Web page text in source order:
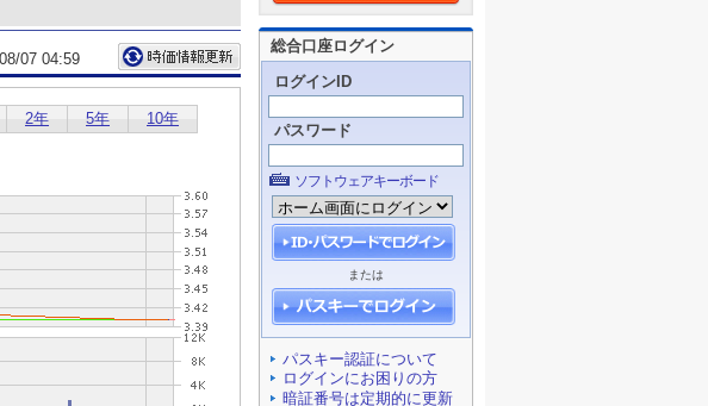
総合口座ログイン
ログインID
パスワード
ソフトウェアキーボード
または
パスキー認証について
ログインにお困りの方
暗証番号は定期的に更新